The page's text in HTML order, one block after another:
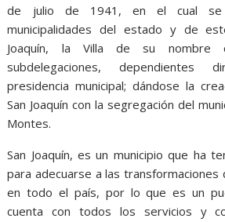
de julio de 1941, en el cual se
municipalidades del estado y de
Joaquín, la Villa de su
subdelegaciones, dependientes
presidencia municipal; dándose la
San Joaquín con la segregación del
Montes.
San Joaquín, es un municipio que ha
para adecuarse a las transformaciones
en todo el país, por lo que es un
cuenta con todos los servicios y